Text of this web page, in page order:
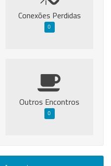
Conexões Perdidas
0
Outros Encontros
0